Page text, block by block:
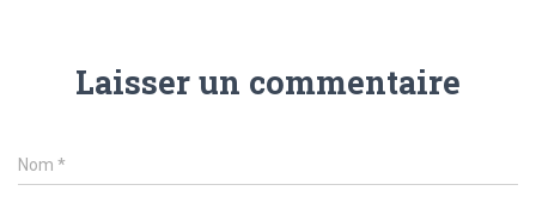
Laisser un commentaire
Nom *